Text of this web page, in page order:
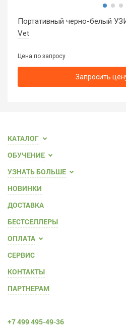
Портативный черно-белый
Vet
Цена по запросу
Запросить
КАТАЛОГ
ОБУЧЕНИЕ
УЗНАТЬ БОЛЬШЕ
НОВИНКИ
ДОСТАВКА
БЕСТСЕЛЛЕРЫ
ОПЛАТА
СЕРВИС
КОНТАКТЫ
ПАРТНЕРАМ
+7 499 495-49-36